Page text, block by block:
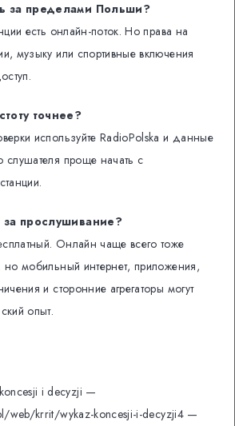
за пределами Польши?
есть онлайн-поток. Но права на
музыку или спортивные включения
точнее?
используйте RadioPolska и данные
слушателя проще начать с
прослушивание?
Онлайн чаще всего тоже
но мобильный интернет, приложения,
и сторонние агрегаторы могут
опыт.
i decyzji —
web/krrit/wykaz-koncesji-i-decyzji4 —